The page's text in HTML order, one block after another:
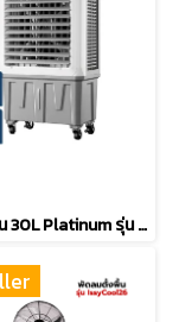
พัดลมไอเย็น 30L Platinum รุ่น KTM-D02